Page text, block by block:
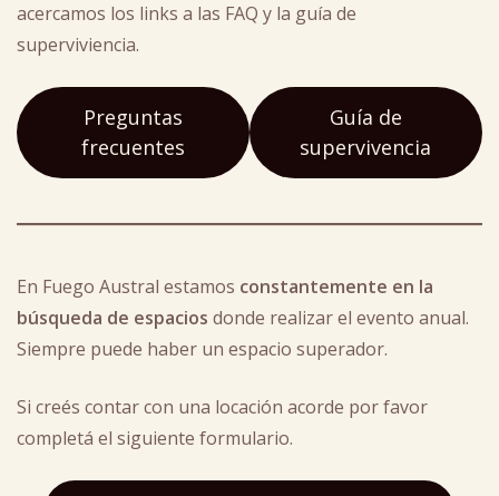
acercamos los links a las FAQ y la guía de
superviviencia.
Preguntas
frecuentes
Guía de
supervivencia
En Fuego Austral estamos constantemente en la
búsqueda de espacios donde realizar el evento anual.
Siempre puede haber un espacio superador.
Si creés contar con una locación acorde por favor
completá el siguiente formulario.